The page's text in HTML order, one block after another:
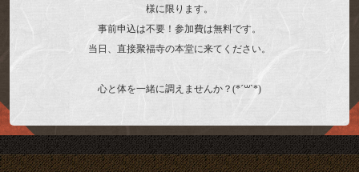
様に限ります。
事前申込は不要！参加費は無料です。
当日、直接聚福寺の本堂に来てください。
心と体を一緒に調えませんか？(*´꒳`*)